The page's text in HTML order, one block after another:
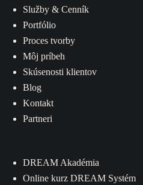
Služby & Cenník
Portfólio
Proces tvorby
Môj príbeh
Skúsenosti klientov
Blog
Kontakt
Partneri
DREAM Akadémia
Online kurz DREAM Systém